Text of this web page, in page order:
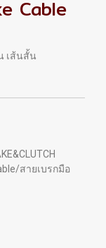
Cable
เส้นสั้น
สายเบรกมือ